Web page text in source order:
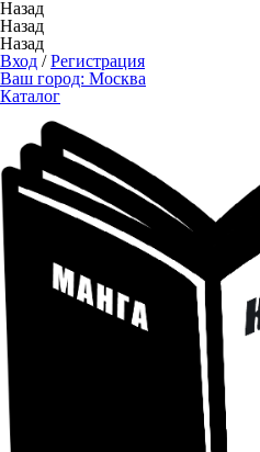
Назад
Назад
Назад
Вход /Регистрация
Ваш город: Москва
Каталог